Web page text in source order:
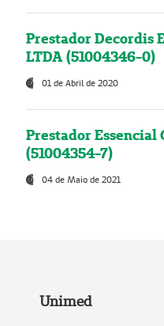
Prestador Decordis
LTDA (51004346-0)
01 de Abril de 2020
Prestador Essencial
(51004354-7)
04 de Maio de 2021
Unimed